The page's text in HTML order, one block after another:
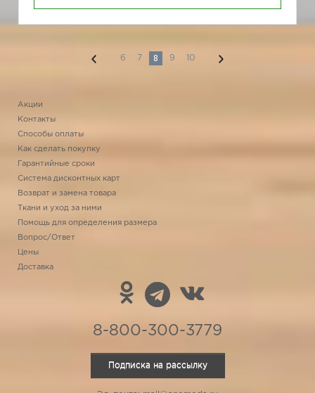
6 7 8 9 10
Акции
Контакты
Способы оплаты
Как сделать покупку
Гарантийные сроки
Система дисконтных карт
Возврат и замена товара
Ткани и уход за ними
Помощь для определения размера
Вопрос/Ответ
Цены
Доставка
8-800-300-3779
Подписка на рассылку